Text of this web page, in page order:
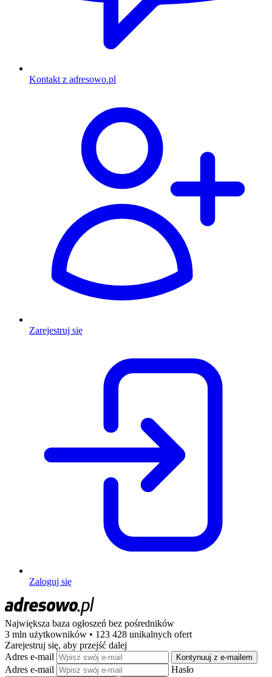
Kontakt z adresowo.pl
Zarejestruj się
Zaloguj się
Największa baza ogłoszeń bez pośredników
3 mln użytkowników • 123 428 unikalnych ofert
Zarejestruj się, aby przejść dalej
Adres e-mail
Kontynuuj z e-mailem
Adres e-mail Hasło